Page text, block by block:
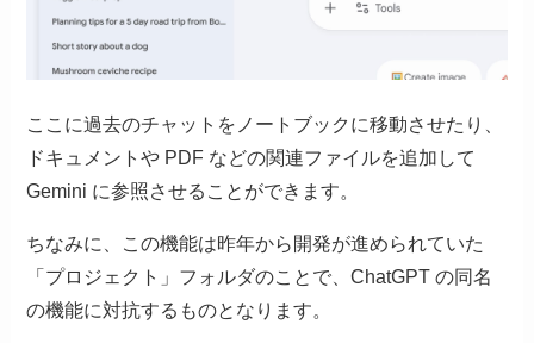
ここに過去のチャットをノートブックに移動させたり、
ドキュメントや PDF などの関連ファイルを追加して
Gemini に参照させることができます。
ちなみに、この機能は昨年から開発が進められていた
「プロジェクト」フォルダのことで、ChatGPT の同名
の機能に対抗するものとなります。